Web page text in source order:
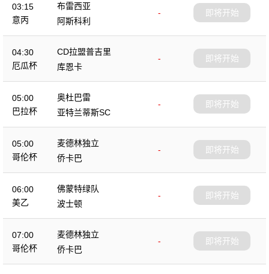
03:15
意丙
布雷西亚
-
阿斯科利
即将开始
04:30
厄瓜杯
CD拉盟普吉里
-
库恩卡
即将开始
05:00
巴拉杯
奥杜巴雷
-
亚特兰蒂斯SC
即将开始
05:00
哥伦杯
麦德林独立
-
侨卡巴
即将开始
06:00
美乙
佛蒙特绿队
-
波士顿
即将开始
07:00
哥伦杯
麦德林独立
-
侨卡巴
即将开始